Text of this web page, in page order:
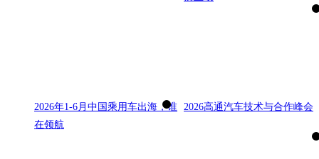
2026年1-6月中国乘用车出海，谁
在领航
2026高通汽车技术与合作峰会